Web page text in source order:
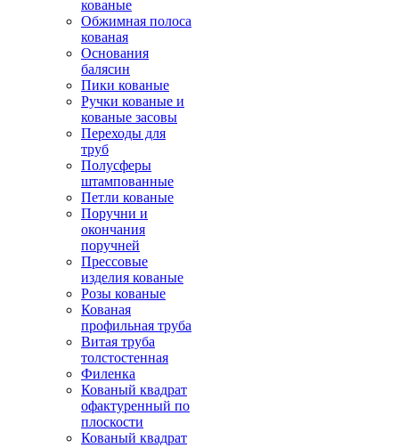
кованые
Обжимная полоса
кованая
Основания
балясин
Пики кованые
Ручки кованые и
кованые засовы
Переходы для
труб
Полусферы
штампованные
Петли кованые
Поручни и
окончания
поручней
Прессовые
изделия кованые
Розы кованые
Кованая
профильная труба
Витая труба
толстостенная
Филенка
Кованый квадрат
офактуренный по
плоскости
Кованый квадрат